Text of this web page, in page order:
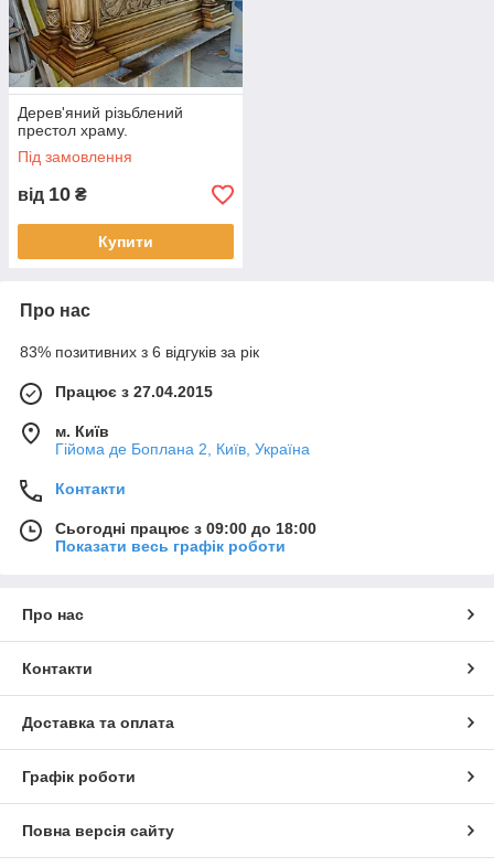
Дерев'яний різьблений
престол храму.
Під замовлення
від 10 ₴
Купити
Про нас
83% позитивних з 6 відгуків за рік
Працює з 27.04.2015
м. Київ
Гійома де Боплана 2, Київ, Україна
Контакти
Сьогодні працює з 09:00 до 18:00
Показати весь графік роботи
Про нас
Контакти
Доставка та оплата
Графік роботи
Повна версія сайту